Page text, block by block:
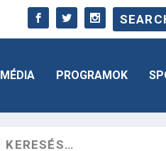
MÉDIA PROGRAMOK